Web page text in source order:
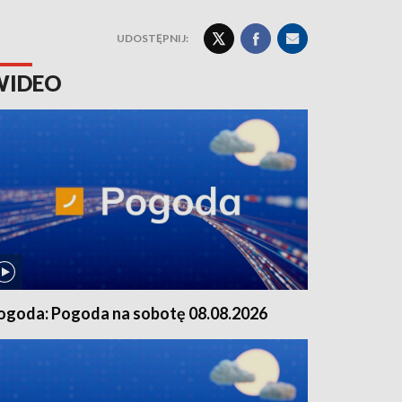
UDOSTĘPNIJ:
Pogoda na sobotę 08.08.2026